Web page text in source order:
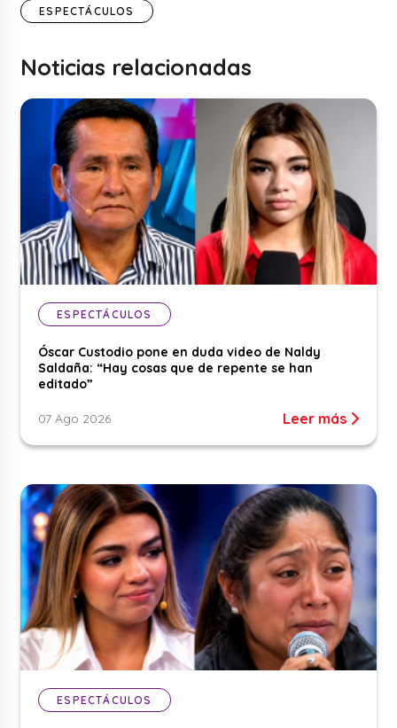
ESPECTÁCULOS
Noticias relacionadas
ESPECTÁCULOS
Óscar Custodio pone en duda video de Naldy
Saldaña: “Hay cosas que de repente se han
editado”
07 Ago 2026 Leer más
ESPECTÁCULOS